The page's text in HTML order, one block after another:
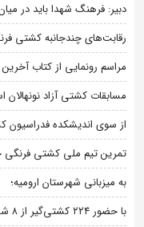
دبیر: فرهنگ شهدا باید در
رقابت‌های چندجانبه کشتی
مراسم رونمایی از کتاب آخرین
مسابقات کشتی آزاد نونهالان
از سوی اندیشکده فدراسیون
تمرین تیم ملی کشتی فرنگی
به میزبانی شهرستان ارومیه؛
با حضور ۲۲۴ کشتی‌گیر از ۸ شهرستان؛